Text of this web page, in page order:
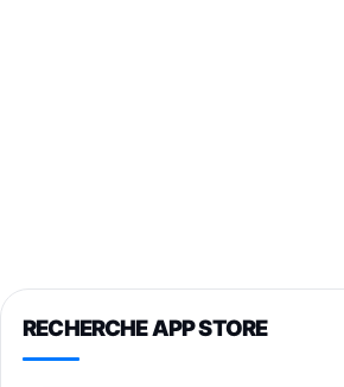
RECHERCHE APP STORE